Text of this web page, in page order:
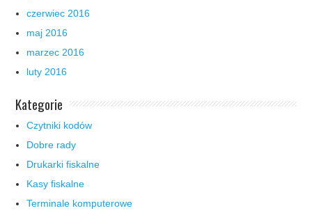
czerwiec 2016
maj 2016
marzec 2016
luty 2016
Kategorie
Czytniki kodów
Dobre rady
Drukarki fiskalne
Kasy fiskalne
Terminale komputerowe